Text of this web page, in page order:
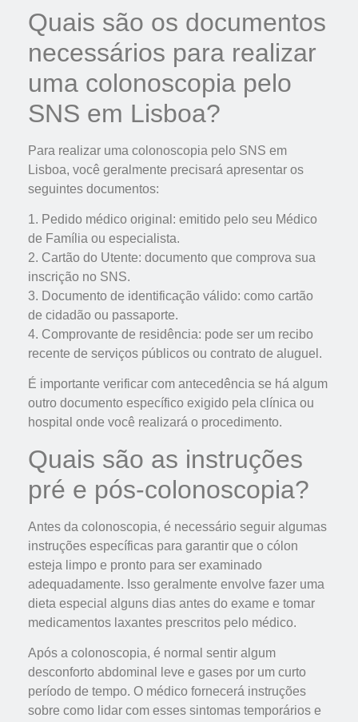
Quais são os documentos
necessários para realizar
uma colonoscopia pelo
SNS em Lisboa?
Para realizar uma colonoscopia pelo SNS em
Lisboa, você geralmente precisará apresentar os
seguintes documentos:
1. Pedido médico original: emitido pelo seu Médico
de Família ou especialista.
2. Cartão do Utente: documento que comprova sua
inscrição no SNS.
3. Documento de identificação válido: como cartão
de cidadão ou passaporte.
4. Comprovante de residência: pode ser um recibo
recente de serviços públicos ou contrato de aluguel.
É importante verificar com antecedência se há algum
outro documento específico exigido pela clínica ou
hospital onde você realizará o procedimento.
Quais são as instruções
pré e pós-colonoscopia?
Antes da colonoscopia, é necessário seguir algumas
instruções específicas para garantir que o cólon
esteja limpo e pronto para ser examinado
adequadamente. Isso geralmente envolve fazer uma
dieta especial alguns dias antes do exame e tomar
medicamentos laxantes prescritos pelo médico.
Após a colonoscopia, é normal sentir algum
desconforto abdominal leve e gases por um curto
período de tempo. O médico fornecerá instruções
sobre como lidar com esses sintomas temporários e